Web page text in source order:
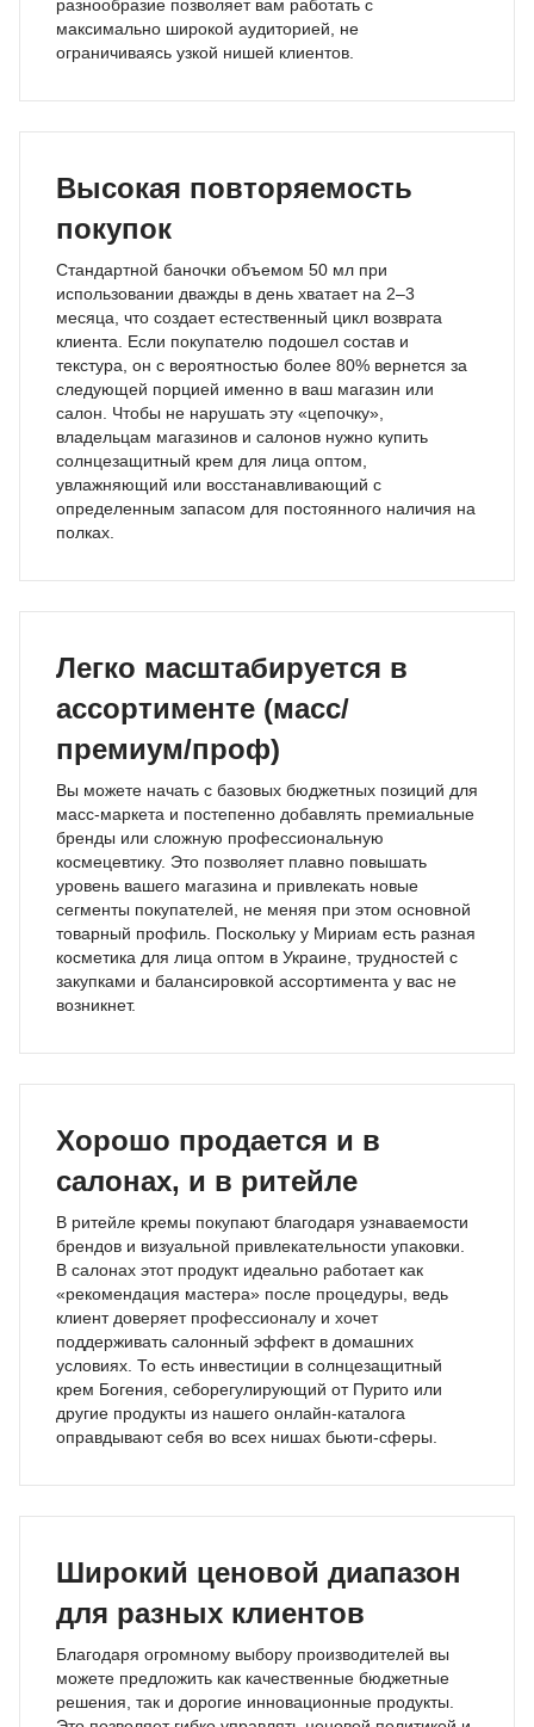
разнообразие позволяет вам работать с
максимально широкой аудиторией, не
ограничиваясь узкой нишей клиентов.
Высокая повторяемость
покупок
Стандартной баночки объемом 50 мл при
использовании дважды в день хватает на 2–3
месяца, что создает естественный цикл возврата
клиента. Если покупателю подошел состав и
текстура, он с вероятностью более 80% вернется за
следующей порцией именно в ваш магазин или
салон. Чтобы не нарушать эту «цепочку»,
владельцам магазинов и салонов нужно купить
солнцезащитный крем для лица оптом,
увлажняющий или восстанавливающий с
определенным запасом для постоянного наличия на
полках.
Легко масштабируется в
ассортименте (масс/
премиум/проф)
Вы можете начать с базовых бюджетных позиций для
масс-маркета и постепенно добавлять премиальные
бренды или сложную профессиональную
космецевтику. Это позволяет плавно повышать
уровень вашего магазина и привлекать новые
сегменты покупателей, не меняя при этом основной
товарный профиль. Поскольку у Мириам есть разная
косметика для лица оптом в Украине, трудностей с
закупками и балансировкой ассортимента у вас не
возникнет.
Хорошо продается и в
салонах, и в ритейле
В ритейле кремы покупают благодаря узнаваемости
брендов и визуальной привлекательности упаковки.
В салонах этот продукт идеально работает как
«рекомендация мастера» после процедуры, ведь
клиент доверяет профессионалу и хочет
поддерживать салонный эффект в домашних
условиях. То есть инвестиции в солнцезащитный
крем Богения, себорегулирующий от Пурито или
другие продукты из нашего онлайн-каталога
оправдывают себя во всех нишах бьюти-сферы.
Широкий ценовой диапазон
для разных клиентов
Благодаря огромному выбору производителей вы
можете предложить как качественные бюджетные
решения, так и дорогие инновационные продукты.